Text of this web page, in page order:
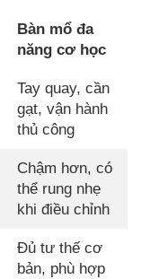
Bàn mổ đa
năng cơ học
Tay quay, cần
gạt, vận hành
thủ công
Chậm hơn, có
thể rung nhẹ
khi điều chỉnh
Đủ tư thế cơ
bản, phù hợp